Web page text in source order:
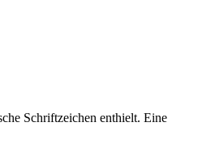
Schriftzeichen enthielt. Eine